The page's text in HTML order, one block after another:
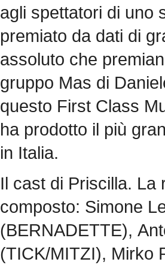
agli spettatori di uno
premiato da dati di
assoluto che
gruppo Mas di
questo First Class
ha prodotto il più
in Italia.
Il cast di Priscilla. La
composto: Simone
(BERNADETTE),
(TICK/MITZI), Mirko